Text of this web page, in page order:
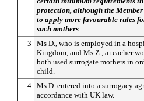
protection, although the Member
to apply more favourable rules
such mothers
3
Ms D., who is employed in a
Kingdom, and Ms Z., a teacher
both used surrogate mothers in
child.
4 Ms D. entered into a surrogacy
accordance with UK law.